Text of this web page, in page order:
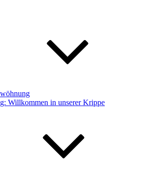
Willkommen in unserer Krippe